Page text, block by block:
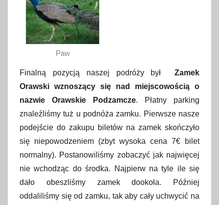
Paw
Finalną pozycją naszej podróży był Zamek
Orawski wznoszący się nad miejscowością o
nazwie Orawskie Podzamcze. Płatny parking
znaleźliśmy tuż u podnóża zamku. Pierwsze nasze
podejście do zakupu biletów na zamek skończyło
się niepowodzeniem (zbyt wysoka cena 7€ bilet
normalny). Postanowiliśmy zobaczyć jak najwięcej
nie wchodząc do środka. Najpierw na tyle ile się
dało obeszliśmy zamek dookoła. Później
oddaliliśmy się od zamku, tak aby cały uchwycić na